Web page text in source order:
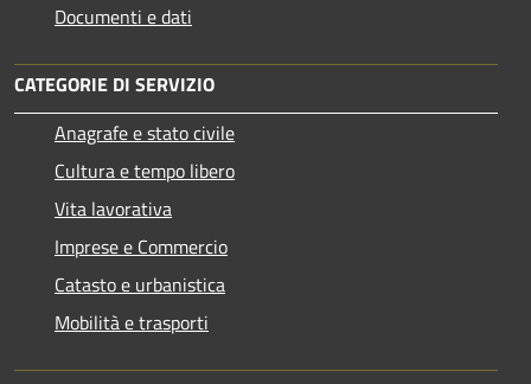
Documenti e dati
CATEGORIE DI SERVIZIO
Anagrafe e stato civile
Cultura e tempo libero
Vita lavorativa
Imprese e Commercio
Catasto e urbanistica
Mobilità e trasporti